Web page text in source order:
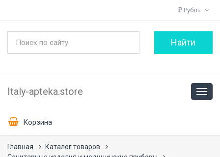
Рубль
Italy-apteka.store
Корзина
Главная
Каталог товаров